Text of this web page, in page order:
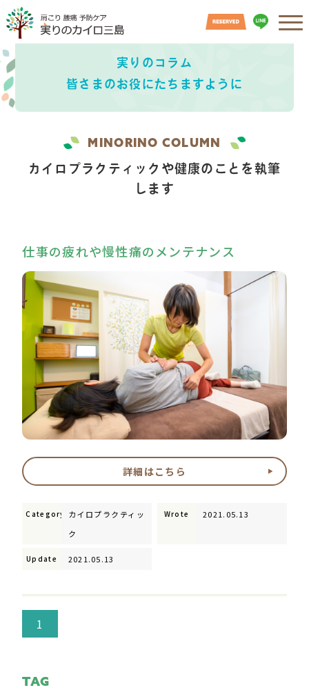
実りのコラム
皆さまのお役にたちますように
MINORINO COLUMN
カイロプラクティックや健康のことを執筆
します
仕事の疲れや慢性痛のメンテナンス
詳細はこちら
Category:
カイロプラクティッ
ク
Wrote 2021.05.13
Update 2021.05.13
1
TAG